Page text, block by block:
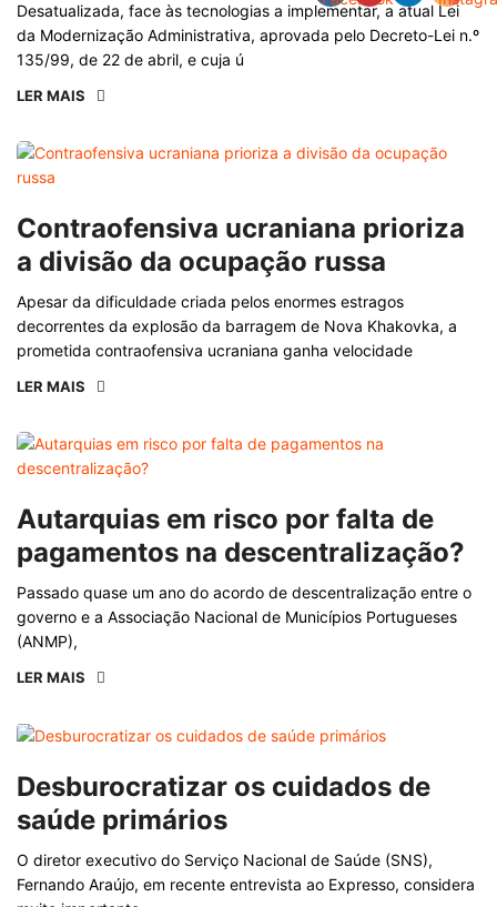
Desatualizada, face às tecnologias a implementar, a atual Lei
da Modernização Administrativa, aprovada pelo Decreto-Lei n.º
135/99, de 22 de abril, e cuja ú
LER MAIS
Contraofensiva ucraniana prioriza
a divisão da ocupação russa
Apesar da dificuldade criada pelos enormes estragos
decorrentes da explosão da barragem de Nova Khakovka, a
prometida contraofensiva ucraniana ganha velocidade
LER MAIS
Autarquias em risco por falta de
pagamentos na descentralização?
Passado quase um ano do acordo de descentralização entre o
governo e a Associação Nacional de Municípios Portugueses
(ANMP),
LER MAIS
Desburocratizar os cuidados de
saúde primários
O diretor executivo do Serviço Nacional de Saúde (SNS),
Fernando Araújo, em recente entrevista ao Expresso, considera